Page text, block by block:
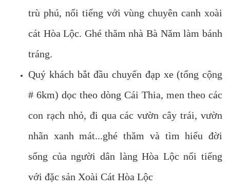
trù phú, nổi tiếng với vùng chuyên canh xoài
cát Hòa Lộc. Ghé thăm nhà Bà Năm làm bánh
tráng.
Quý khách bắt đầu chuyến đạp xe (tổng cộng
# 6km) dọc theo dòng Cái Thia, men theo các
con rạch nhỏ, đi qua các vườn cây trái, vườn
nhãn xanh mát...ghé thăm và tìm hiểu đời
sống của người dân làng Hòa Lộc nổi tiếng
với đặc sản Xoài Cát Hòa Lộc